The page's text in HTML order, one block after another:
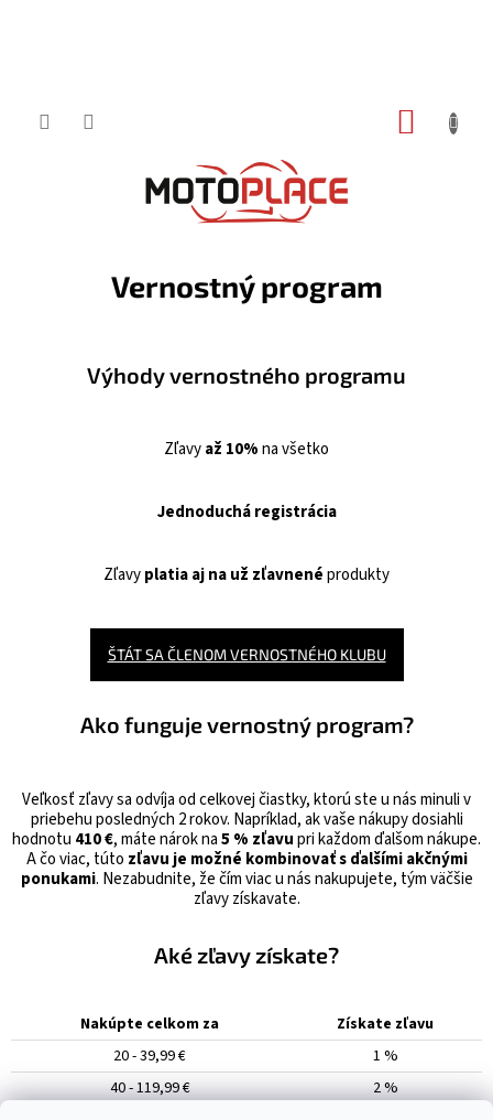
Vernostný program
Výhody vernostného programu
Zľavyaž 10%na všetko
Jednoduchá registrácia
Zľavyplatia aj na už zľavnenéprodukty
ŠTÁT SA ČLENOM VERNOSTNÉHO KLUBU
Ako funguje vernostný program?
Veľkosť zľavy sa odvíja od celkovej čiastky, ktorú ste u nás minuli v
priebehu posledných 2 rokov. Napríklad, ak vaše nákupy dosiahli
hodnotu 410 €, máte nárok na5 % zľavupri každom ďalšom nákupe.
A čo viac, túto zľavu je možné kombinovať s ďalšími akčnými
ponukami. Nezabudnite, že čím viac u nás nakupujete, tým väčšie
zľavy získavate.
Aké zľavy získate?
Nakúpte celkom za
Získate zľavu
20 - 39,99 €
1 %
40 - 119,99 €
2 %